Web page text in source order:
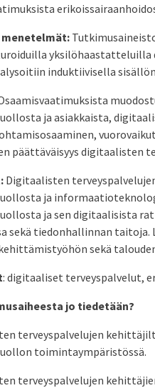
menetelmät:
yksilöhaastatteluilla
induktiivisella
ja asiakkaista,
päättäväisyys digitaalisten
Digitaalisten
ja
ja sen digitaalisista
sekä tiedonhallinnan
sekä
: digitaaliset terveyspalvelut,
jo tiedetään?
terveyspalvelujen
toimintaympäristössä.
terveyspalvelujen